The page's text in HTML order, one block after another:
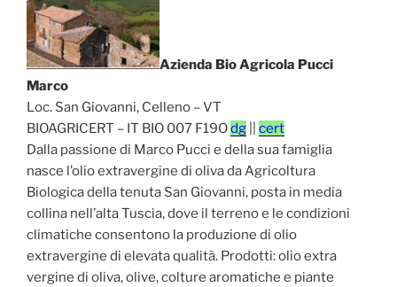
Azienda Bio Agricola Pucci
Marco
Loc. San Giovanni, Celleno – VT
BIOAGRICERT – IT BIO 007 F19Odg
cert
Dalla passione di Marco Pucci e della sua famiglia
nasce l’olio extravergine di oliva da Agricoltura
Biologica della tenuta San Giovanni, posta in media
collina nell’alta Tuscia, dove il terreno e le condizioni
climatiche consentono la produzione di olio
extravergine di elevata qualità. Prodotti: olio extra
vergine di oliva, olive, colture aromatiche e piante